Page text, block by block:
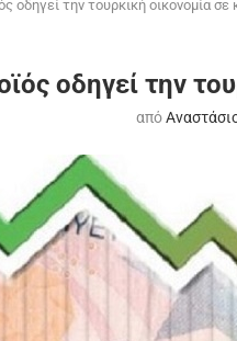
οδηγεί την τουρκική οικονομία
οδηγεί την
από